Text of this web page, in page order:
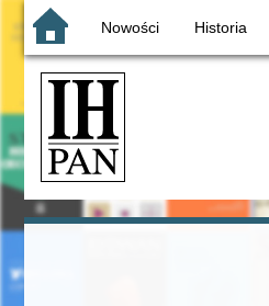
Nowości Historia